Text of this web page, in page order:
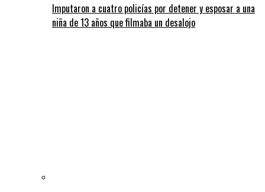
Imputaron a cuatro policías por detener y esposar a una
niña de 13 años que filmaba un desalojo